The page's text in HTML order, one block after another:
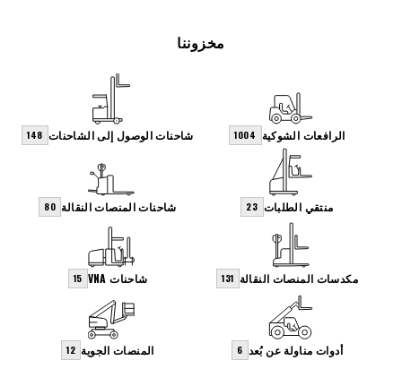
مخزوننا
الرافعات الشوكية 1004 شاحنات الوصول إلى الشاحنات 148
منتقي الطلبات 23 شاحنات المنصات النقالة 80
مكدسات المنصات النقالة 131 شاحنات VNA 15
أدوات مناولة عن بُعد 6 المنصات الجوية 12